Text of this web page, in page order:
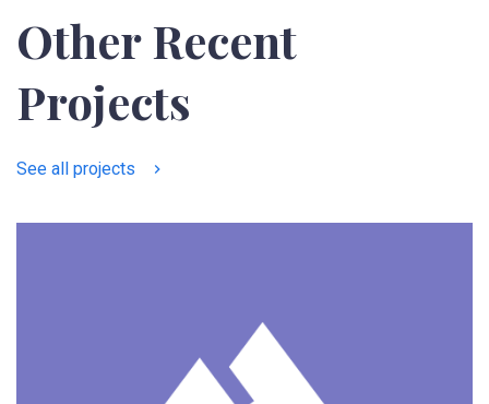
Other Recent
Projects
See all projects